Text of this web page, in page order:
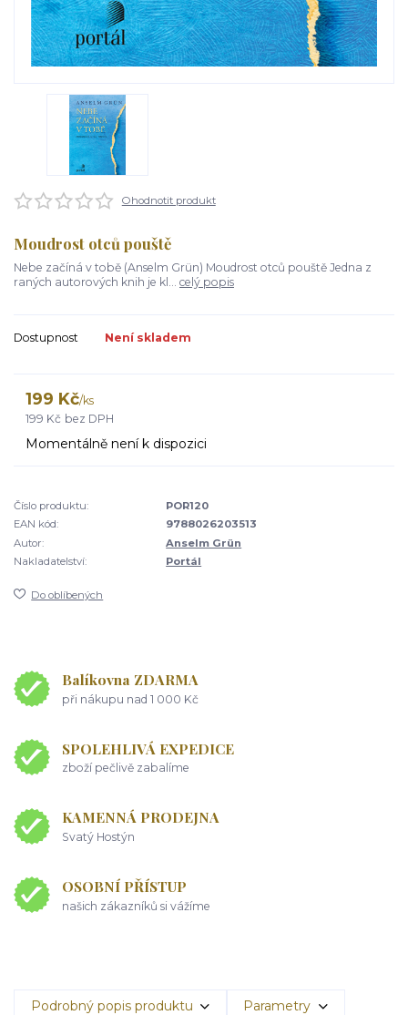
Ohodnotit produkt
Moudrost otců pouště
Nebe začíná v tobě (Anselm Grün) Moudrost otců pouště Jedna z
raných autorových knih je kl... celý popis
Dostupnost Není skladem
199 Kč/ks
199 Kč bez DPH
Momentálně není k dispozici
Číslo produktu:
POR120
EAN kód:
9788026203513
Autor:
Anselm Grün
Nakladatelství:
Portál
Do oblíbených
Balíkovna ZDARMA
při nákupu nad 1 000 Kč
SPOLEHLIVÁ EXPEDICE
zboží pečlivě zabalíme
KAMENNÁ PRODEJNA
Svatý Hostýn
OSOBNÍ PŘÍSTUP
našich zákazníků si vážíme
Podrobný popis produktu Parametry